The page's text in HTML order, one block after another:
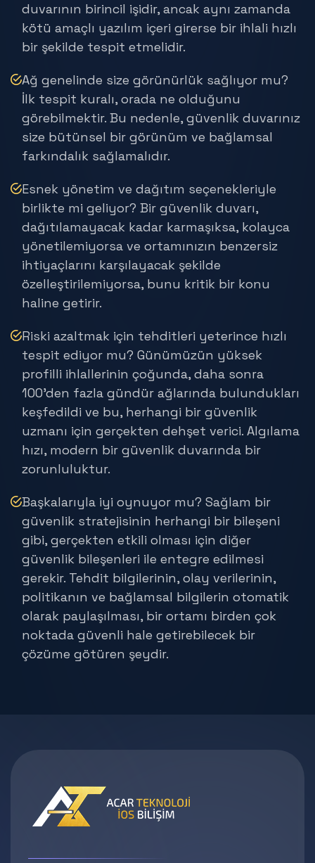
duvarının birincil işidir, ancak aynı zamanda
kötü amaçlı yazılım içeri girerse bir ihlali hızlı
bir şekilde tespit etmelidir.
Ağ genelinde size görünürlük sağlıyor mu?
İlk tespit kuralı, orada ne olduğunu
görebilmektir. Bu nedenle, güvenlik duvarınız
size bütünsel bir görünüm ve bağlamsal
farkındalık sağlamalıdır.
Esnek yönetim ve dağıtım seçenekleriyle
birlikte mi geliyor? Bir güvenlik duvarı,
dağıtılamayacak kadar karmaşıksa, kolayca
yönetilemiyorsa ve ortamınızın benzersiz
ihtiyaçlarını karşılayacak şekilde
özelleştirilemiyorsa, bunu kritik bir konu
haline getirir.
Riski azaltmak için tehditleri yeterince hızlı
tespit ediyor mu? Günümüzün yüksek
profilli ihlallerinin çoğunda, daha sonra
100’den fazla gündür ağlarında bulundukları
keşfedildi ve bu, herhangi bir güvenlik
uzmanı için gerçekten dehşet verici. Algılama
hızı, modern bir güvenlik duvarında bir
zorunluluktur.
Başkalarıyla iyi oynuyor mu? Sağlam bir
güvenlik stratejisinin herhangi bir bileşeni
gibi, gerçekten etkili olması için diğer
güvenlik bileşenleri ile entegre edilmesi
gerekir. Tehdit bilgilerinin, olay verilerinin,
politikanın ve bağlamsal bilgilerin otomatik
olarak paylaşılması, bir ortamı birden çok
noktada güvenli hale getirebilecek bir
çözüme götüren şeydir.